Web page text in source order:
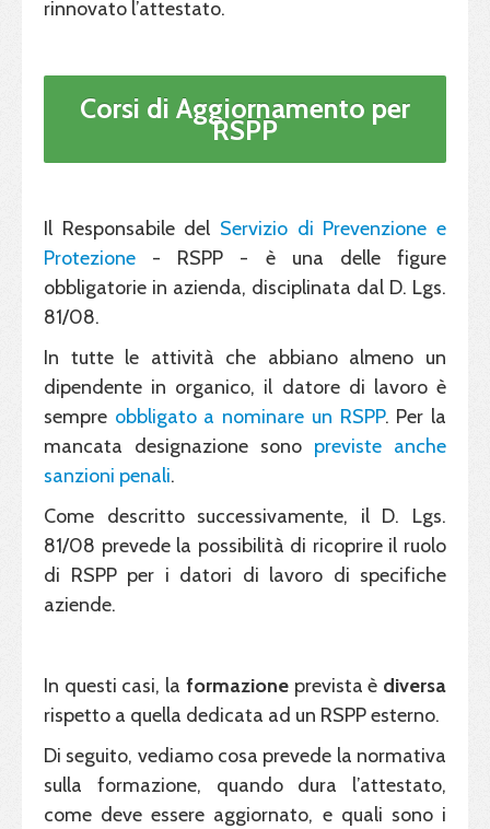
rinnovato l’attestato.
Corsi di Aggiornamento per
RSPP
Il Responsabile del Servizio di Prevenzione e
Protezione - RSPP - è una delle figure
obbligatorie in azienda, disciplinata dal D. Lgs.
81/08.
In tutte le attività che abbiano almeno un
dipendente in organico, il datore di lavoro è
sempre obbligato a nominare un RSPP. Per la
mancata designazione sono previste anche
sanzioni penali.
Come descritto successivamente, il D. Lgs.
81/08 prevede la possibilità di ricoprire il ruolo
di RSPP per i datori di lavoro di specifiche
aziende.
In questi casi, la formazioneprevista è diversa
rispetto a quella dedicata ad un RSPP esterno.
Di seguito, vediamo cosa prevede la normativa
sulla formazione, quando dura l’attestato,
come deve essere aggiornato, e quali sono i